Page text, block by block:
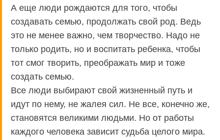
А еще люди рождаются для того, чтобы
создавать семью, продолжать свой род. Ведь
это не менее важно, чем творчество. Надо не
только родить, но и воспитать ребенка, чтобы
тот смог творить, преображать мир и тоже
создать семью.
Все люди выбирают свой жизненный путь и
идут по нему, не жалея сил. Не все, конечно же,
становятся великими людьми. Но от работы
каждого человека зависит судьба целого мира.